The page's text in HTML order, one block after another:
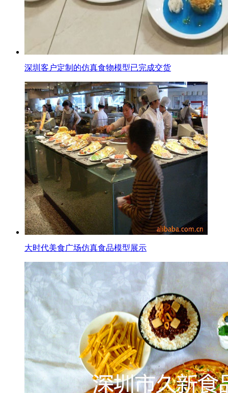
深圳客户定制的仿真食物模型已完成交货
大时代美食广场仿真食品模型展示